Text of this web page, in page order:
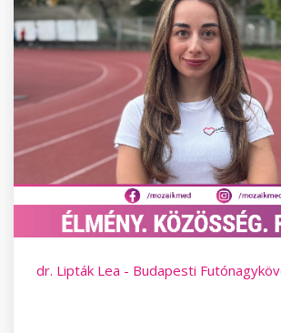
dr. Lipták Lea - Budapesti